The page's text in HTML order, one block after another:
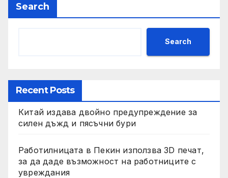
Search
Search
Recent Posts
Китай издава двойно предупреждение за
силен дъжд и пясъчни бури
Работилницата в Пекин използва 3D печат,
за да даде възможност на работниците с
увреждания